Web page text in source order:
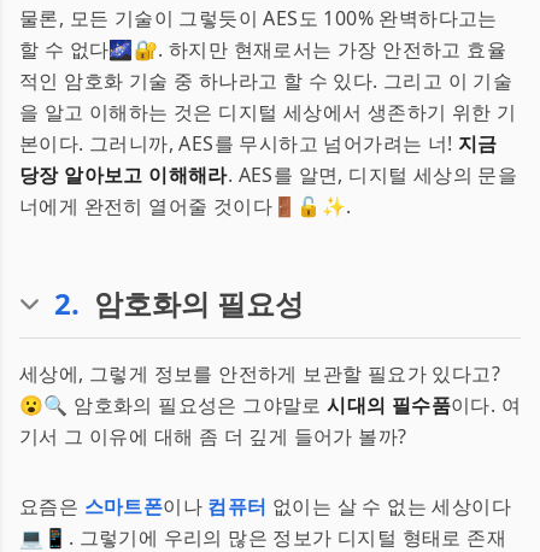
물론, 모든 기술이 그렇듯이 AES도 100% 완벽하다고는
할 수 없다🌌🔐. 하지만 현재로서는 가장 안전하고 효율
적인 암호화 기술 중 하나라고 할 수 있다. 그리고 이 기술
을 알고 이해하는 것은 디지털 세상에서 생존하기 위한 기
본이다. 그러니까, AES를 무시하고 넘어가려는 너! 지금
당장 알아보고 이해해라. AES를 알면, 디지털 세상의 문을
너에게 완전히 열어줄 것이다🚪🔓✨.
2. 암호화의 필요성
세상에, 그렇게 정보를 안전하게 보관할 필요가 있다고?
😮🔍 암호화의 필요성은 그야말로시대의 필수품이다. 여
기서 그 이유에 대해 좀 더 깊게 들어가 볼까?
요즘은 스마트폰이나 컴퓨터 없이는 살 수 없는 세상이다
💻📱. 그렇기에 우리의 많은 정보가 디지털 형태로 존재